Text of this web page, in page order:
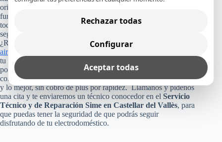
originales Sime que garanticen que tu aparato continuará
funcionando con alto rendimiento y por mucho tiempo. Y a
todo esto, le damos un broche de oro con nuestra absoluta y
segura garantía por nuestro trabajo.
¿Recuerdas cuánto costó tu refrigerador, lavadora, lavavajillas,
aire acondicionado
o cualquier otro equipo Sime que tienes en
tu casa, empresa u oficina? Pues, no arriesgues esa inversión,
poniendo tu aparato en manos inexperta. Consúltanos, ya que
como te dijimos arriba, te reparamos mayormente el mismo día
y lo mejor, sin cobro de plus por rapidez. Llámanos y pídenos
una cita y te enviaremos un técnico conocedor en el Servicio
Técnico y de Reparación Sime en Castellar del Vallès, para
que puedas tener la seguridad de que podrás seguir
disfrutando de tu electrodoméstico.
Rechazar todas
Configurar
Aceptar todas